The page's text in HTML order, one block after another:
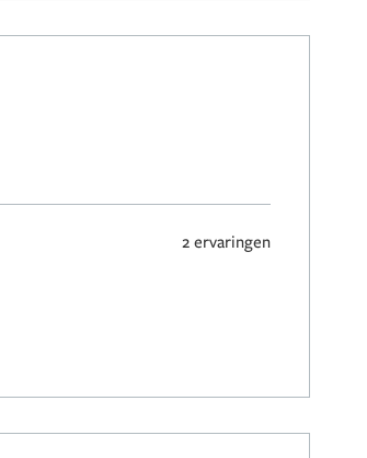
2 ervaringen